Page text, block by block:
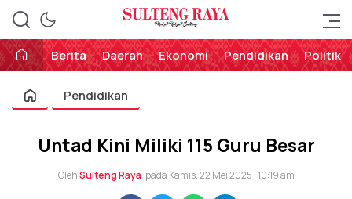
Sulteng Raya
Perekat Rakyat Sulteng
Berita
Daerah Ekonomi Pendidikan Politik
Pendidikan
Untad Kini Miliki 115 Guru Besar
OlehSulteng Raya pada Kamis, 22 Mei 2025 | 10:19 am